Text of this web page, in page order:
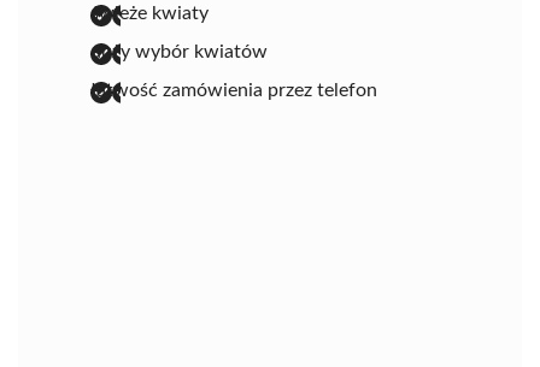
świeże kwiaty
duży wybór kwiatów
łatwość zamówienia przez telefon